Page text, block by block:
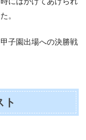
。
子園出場への決勝戦
ト